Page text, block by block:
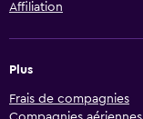
Affiliation
Plus
Frais de compagnies